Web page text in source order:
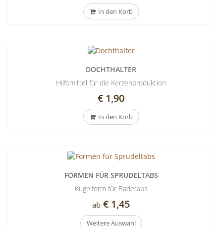
In den Korb
DOCHTHALTER
Hilfsmittel für die Kerzenproduktion
€ 1,90
In den Korb
FORMEN FÜR SPRUDELTABS
Kugelform für Badetabs
ab € 1,45
Weitere Auswahl